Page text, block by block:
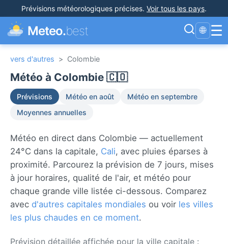
Prévisions météorologiques précises. Voir tous les pays.
Meteo.best 🌐 ☰
vers d'autres > Colombie
Météo à Colombie 🇨🇴
Prévisions Météo en août
Météo en septembre
Moyennes annuelles
Météo en direct dans Colombie — actuellement
24°C dans la capitale, Cali, avec pluies éparses à
proximité. Parcourez la prévision de 7 jours, mises
à jour horaires, qualité de l'air, et météo pour
chaque grande ville listée ci-dessous. Comparez
avec d'autres capitales mondiales ou voir les villes
les plus chaudes en ce moment.
Prévision détaillée affichée pour la ville capitale :